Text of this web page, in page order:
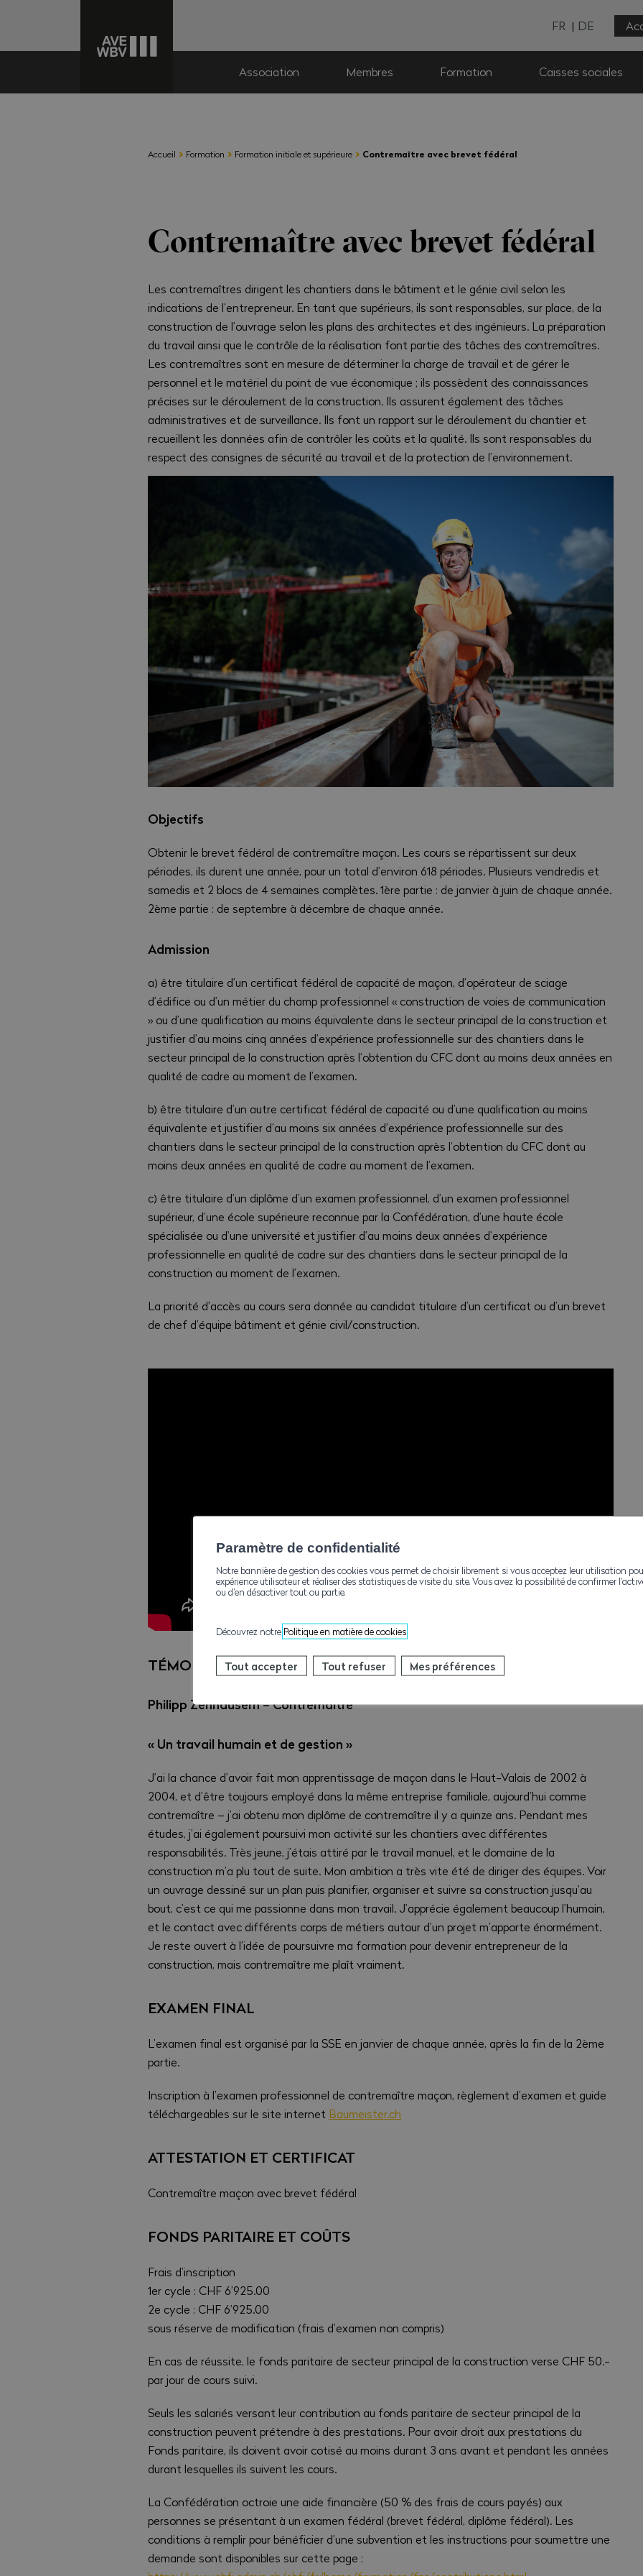
FR DE
Association Membres Formation Caisses sociales
Accueil › Formation › Formation initiale et supérieure › Contremaître avec brevet fédéral
Contremaître avec brevet fédéral
Les contremaîtres dirigent les chantiers dans le bâtiment et le génie civil selon les
indications de l’entrepreneur. En tant que supérieurs, ils sont responsables, sur place, de la
construction de l’ouvrage selon les plans des architectes et des ingénieurs. La préparation
du travail ainsi que le contrôle de la réalisation font partie des tâches des contremaîtres.
Les contremaîtres sont en mesure de déterminer la charge de travail et de gérer le
personnel et le matériel du point de vue économique ; ils possèdent des connaissances
précises sur le déroulement de la construction. Ils assurent également des tâches
administratives et de surveillance. Ils font un rapport sur le déroulement du chantier et
recueillent les données afin de contrôler les coûts et la qualité. Ils sont responsables du
respect des consignes de sécurité au travail et de la protection de l’environnement.
Objectifs
Obtenir le brevet fédéral de contremaître maçon. Les cours se répartissent sur deux
périodes, ils durent une année, pour un total d’environ 618 périodes. Plusieurs vendredis et
samedis et 2 blocs de 4 semaines complètes. 1ère partie : de janvier à juin de chaque année.
2ème partie : de septembre à décembre de chaque année.
Admission
a) être titulaire d’un certificat fédéral de capacité de maçon, d’opérateur de sciage
d’édifice ou d’un métier du champ professionnel « construction de voies de communication
» ou d’une qualification au moins équivalente dans le secteur principal de la construction et
justifier d’au moins cinq années d’expérience professionnelle sur des chantiers dans le
secteur principal de la construction après l’obtention du CFC dont au moins deux années en
qualité de cadre au moment de l’examen.
b) être titulaire d’un autre certificat fédéral de capacité ou d’une qualification au moins
équivalente et justifier d’au moins six années d’expérience professionnelle sur des
chantiers dans le secteur principal de la construction après l’obtention du CFC dont au
moins deux années en qualité de cadre au moment de l’examen.
c) être titulaire d’un diplôme d’un examen professionnel, d’un examen professionnel
supérieur, d’une école supérieure reconnue par la Confédération, d’une haute école
spécialisée ou d’une université et justifier d’au moins deux années d’expérience
professionnelle en qualité de cadre sur des chantiers dans le secteur principal de la
construction au moment de l’examen.
La priorité d’accès au cours sera donnée au candidat titulaire d’un certificat ou d’un brevet
de chef d’équipe bâtiment et génie civil/construction.
TÉMOIGNAGE
Philipp Zenhäusern – Contremaître
« Un travail humain et de gestion »
J’ai la chance d’avoir fait mon apprentissage de maçon dans le Haut-Valais de 2002 à
2004, et d’être toujours employé dans la même entreprise familiale, aujourd’hui comme
contremaître – j’ai obtenu mon diplôme de contremaître il y a quinze ans. Pendant mes
études, j’ai également poursuivi mon activité sur les chantiers avec différentes
responsabilités. Très jeune, j’étais attiré par le travail manuel, et le domaine de la
construction m’a plu tout de suite. Mon ambition a très vite été de diriger des équipes. Voir
un ouvrage dessiné sur un plan puis planifier, organiser et suivre sa construction jusqu’au
bout, c’est ce qui me passionne dans mon travail. J’apprécie également beaucoup l’humain,
et le contact avec différents corps de métiers autour d’un projet m’apporte énormément.
Je reste ouvert à l’idée de poursuivre ma formation pour devenir entrepreneur de la
construction, mais contremaître me plaît vraiment.
EXAMEN FINAL
L’examen final est organisé par la SSE en janvier de chaque année, après la fin de la 2ème
partie.
Inscription à l’examen professionnel de contremaître maçon, règlement d’examen et guide
téléchargeables sur le site internet Baumeister.ch
ATTESTATION ET CERTIFICAT
Contremaître maçon avec brevet fédéral
FONDS PARITAIRE ET COÛTS
Frais d’inscription
1er cycle : CHF 6’925.00
2e cycle : CHF 6’925.00
sous réserve de modification (frais d’examen non compris)
En cas de réussite, le fonds paritaire de secteur principal de la construction verse CHF 50.-
par jour de cours suivi.
Seuls les salariés versant leur contribution au fonds paritaire de secteur principal de la
construction peuvent prétendre à des prestations. Pour avoir droit aux prestations du
Fonds paritaire, ils doivent avoir cotisé au moins durant 3 ans avant et pendant les années
durant lesquelles ils suivent les cours.
La Confédération octroie une aide financière (50 % des frais de cours payés) aux
personnes se présentant à un examen fédéral (brevet fédéral, diplôme fédéral). Les
conditions à remplir pour bénéficier d’une subvention et les instructions pour soumettre une
demande sont disponibles sur cette page :
Paramètre de confidentialité
Notre bannière de gestion des cookies vous permet de choisir librement si vous acceptez leur utilisation
expérience utilisateur et réaliser des statistiques de visite du site. Vous avez la possibilité de confirmer
ou d’en désactiver tout ou partie.
Découvrez notre Politique en matière de cookies
Tout accepter Tout refuser Mes préférences